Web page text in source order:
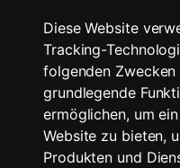
Diese Website
Tracking-
folgenden Zwecken
grundlegende
ermöglichen, um
Website zu bieten,
Produkten und
13:00 – 17:00 Uhr
Service
Montag – Freitag: 08:00
18:00 Uhr
Samstag: 09:00 – 13:00